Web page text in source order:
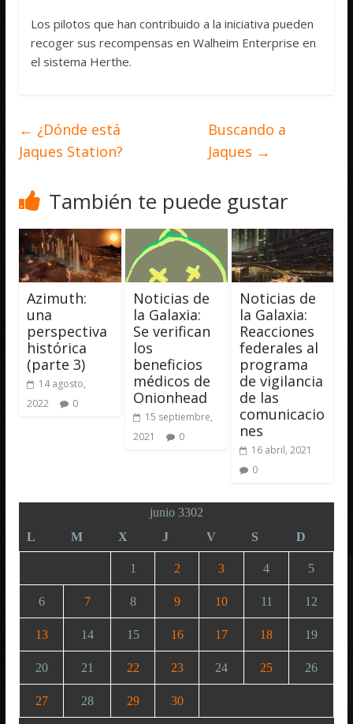
Los pilotos que han contribuido a la iniciativa pueden
recoger sus recompensas en Walheim Enterprise en
el sistema Herthe.
← ¿Dónde está
Jaques Station?
Buscando a
Jaques →
También te puede gustar
Azimuth:
una
perspectiva
histórica
(parte 3)
14 agosto,
2022
0
Noticias de
la Galaxia:
Se verifican
los
beneficios
médicos de
Onionhead
15 septiembre,
2021
0
Noticias de
la Galaxia:
Reacciones
federales al
programa
de vigilancia
de las
comunicacio
nes
16 abril, 2021
0
junio 3302
L
M X J V S D
1 2 3 4 5
6 7 8 9 10 11 12
13 14 15 16 17 18 19
20 21 22 23 24 25 26
27 28 29 30